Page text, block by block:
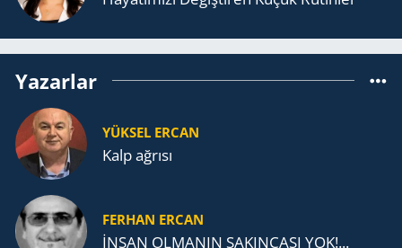
Yazarlar
YÜKSEL ERCAN
Kalp ağrısı
FERHAN ERCAN
İNSAN OLMANIN SAKINCASI YOK!...